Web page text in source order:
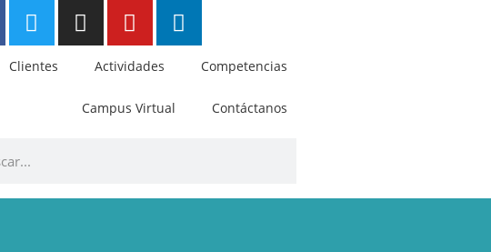
Clientes Actividades Competencias
Campus Virtual Contáctanos